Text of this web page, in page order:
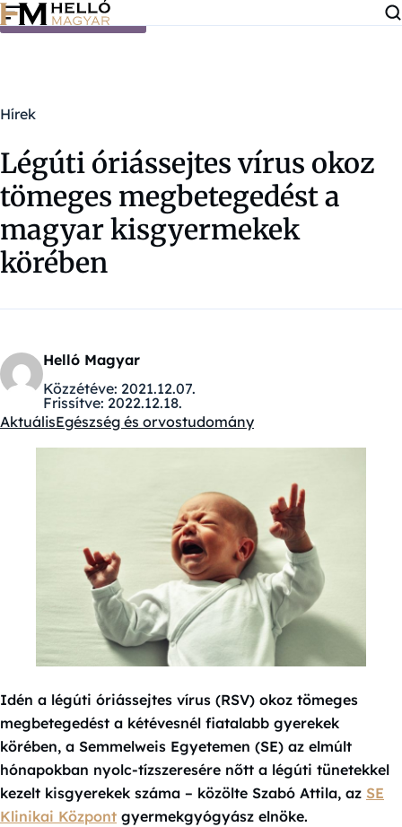
Ugrás a tartalomra
Hírek
Légúti óriássejtes vírus okoz
tömeges megbetegedést a
magyar kisgyermekek
körében
Helló Magyar
Közzétéve: 2021.12.07.
Frissítve: 2022.12.18.
Kategóriák:
AktuálisEgészség és orvostudomány
Idén a légúti óriássejtes vírus (RSV) okoz tömeges
megbetegedést a kétévesnél fiatalabb gyerekek
körében, a Semmelweis Egyetemen (SE) az elmúlt
hónapokban nyolc-tízszeresére nőtt a légúti tünetekkel
kezelt kisgyerekek száma – közölte Szabó Attila, az SE
Klinikai Központ gyermekgyógyász elnöke.